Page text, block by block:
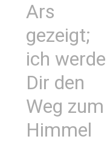
Ars
gezeigt;
ich werde
Dir den
Weg zum
Himmel